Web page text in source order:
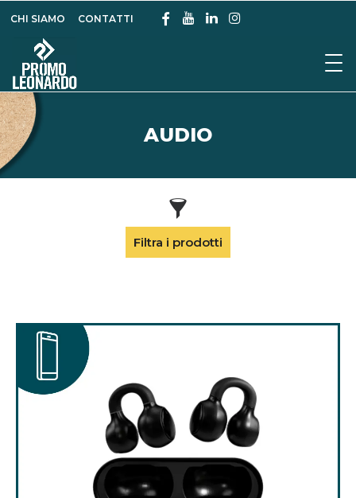
CHI SIAMO CONTATTI
AUDIO
Filtra i prodotti